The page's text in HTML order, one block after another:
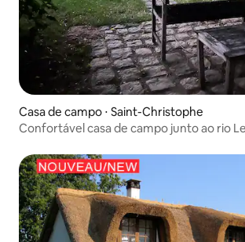
Casa de campo ⋅ Saint-Christophe
Confortável casa de campo junto ao rio